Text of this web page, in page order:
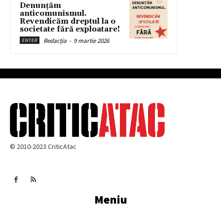
Denunțăm
anticomunismul.
Revendicăm dreptul la o
societate fără exploatare!
ENTER Redacția - 9 martie 2026
© 2010-2023 CriticAtac
Meniu